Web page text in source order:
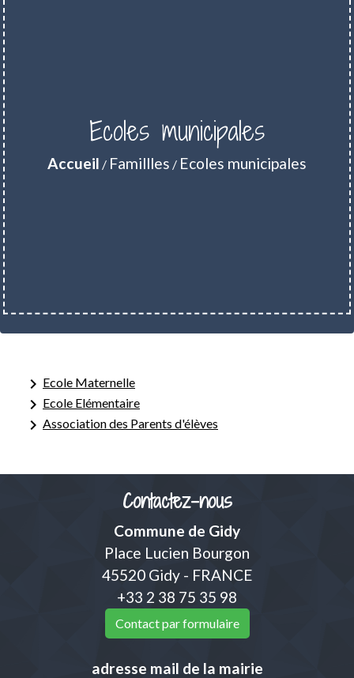
Ecoles municipales
Accueil / Famillles / Ecoles municipales
keyboard_arrow_right Ecole Maternelle
keyboard_arrow_right Ecole Elémentaire
keyboard_arrow_right Association des Parents d'élèves
Contactez-nous
Commune de Gidy
Place Lucien Bourgon
45520 Gidy - FRANCE
+33 2 38 75 35 98
Contact par formulaire
adresse mail de la mairie